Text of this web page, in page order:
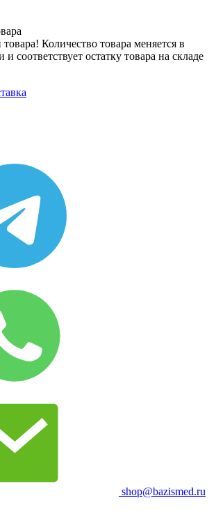
Количество товара меняется в
соответствует остатку товара на складе
shop@bazismed.ru